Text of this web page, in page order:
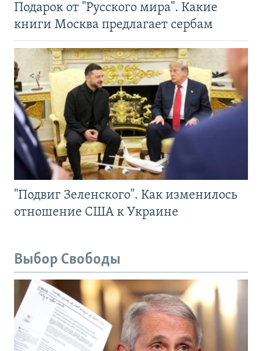
Подарок от "Русского мира". Какие
книги Москва предлагает сербам
"Подвиг Зеленского". Как изменилось
отношение США к Украине
Выбор Свободы